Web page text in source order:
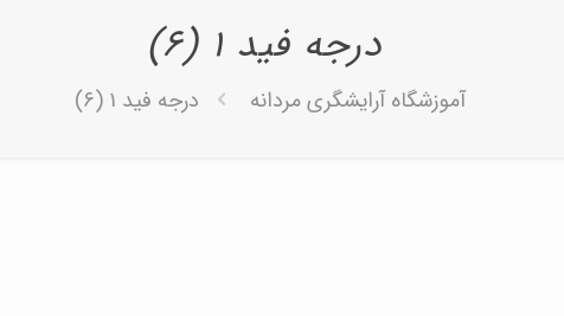
درجه فید ۱ (۶)
آموزشگاه آرایشگری مردانه درجه فید ۱ (۶)